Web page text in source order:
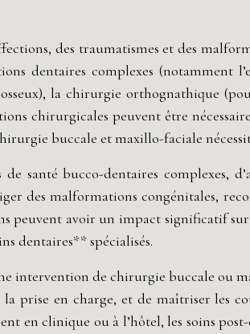
des traumatismes et des
dentaires complexes (notamment
la chirurgie orthognathique
chirurgicales peuvent être
buccale et maxillo-faciale
santé bucco-dentaires complexes,
des malformations congénitales,
peuvent avoir un impact significatif
dentaires** spécialisés.
intervention de chirurgie buccale ou
prise en charge, et de maîtriser les
en clinique ou à l’hôtel, les soins